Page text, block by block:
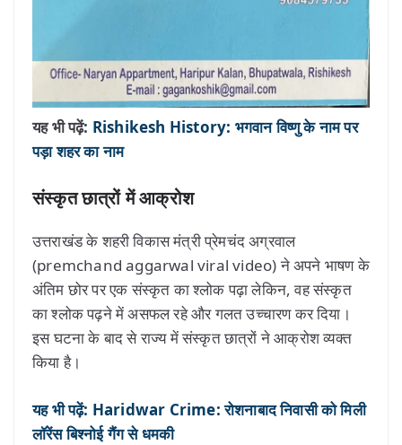
यह भी पढ़ें: Rishikesh History: भगवान विष्णु के नाम पर
पड़ा शहर का नाम
संस्कृत छात्रों में आक्रोश
उत्तराखंड के शहरी विकास मंत्री प्रेमचंद अग्रवाल
(premchand aggarwal viral video) ने अपने भाषण के
अंतिम छोर पर एक संस्कृत का श्लोक पढ़ा लेकिन, वह संस्कृत
का श्लोक पढ़ने में असफल रहे और गलत उच्चारण कर दिया।
इस घटना के बाद से राज्य में संस्कृत छात्रों ने आक्रोश व्यक्त
किया है।
यह भी पढ़ें: Haridwar Crime: रोशनाबाद निवासी को मिली
लॉरेंस बिश्नोई गैंग से धमकी